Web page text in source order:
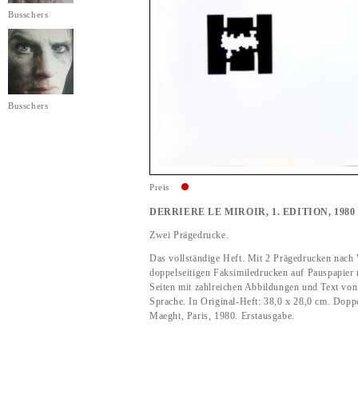
Busschers
Busschers
Preis
DERRIERE LE MIROIR, 1. EDITION, 1980
Zwei Prägedrucke.
Das vollständige Heft. Mit 2 Prägedrucken
doppelseitigen Faksimiledrucken auf
Seiten mit zahlreichen Abbildungen und Text
Sprache. In Original-Heft: 38,0 x 28,0 cm.
Maeght, Paris, 1980. Erstausgabe.